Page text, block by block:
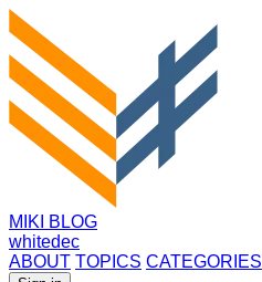
MIKI BLOG
whitedec
ABOUT TOPICS CATEGORIES